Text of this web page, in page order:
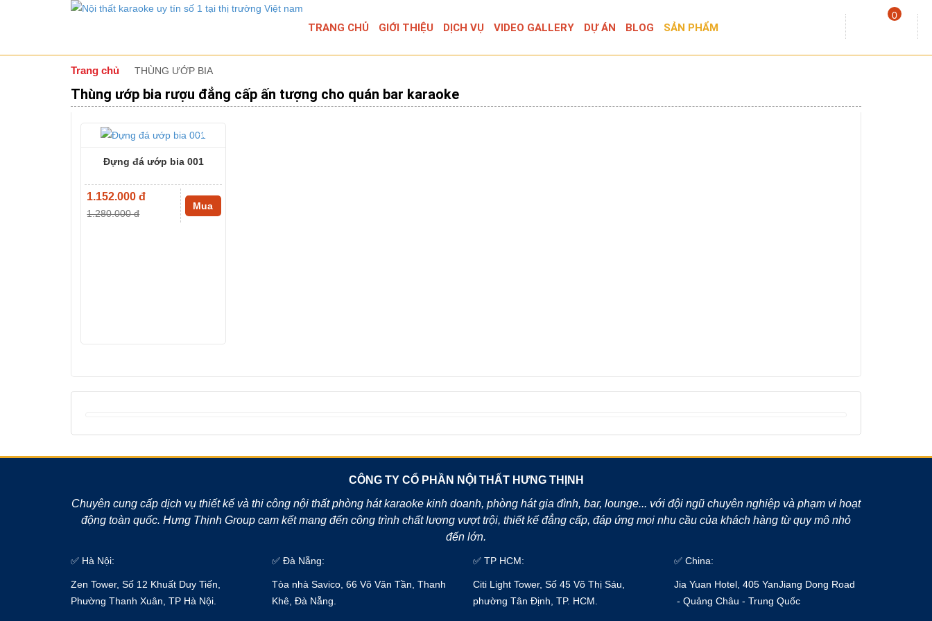
TRANG CHỦ GIỚI THIỆU DỊCH VỤ VIDEO GALLERY DỰ ÁN BLOG SẢN PHẨM
0
Trang chủ THÙNG ƯỚP BIA
Thùng ướp bia rượu đẳng cấp ấn tượng cho quán bar karaoke
Đựng đá ướp bia 001
1.152.000 đ
-10%
1.280.000 đ
Mua
CÔNG TY CỔ PHẦN NỘI THẤT HƯNG THỊNH
Chuyên cung cấp dịch vụ thiết kế và thi công nội thất phòng hát karaoke kinh doanh, phòng hát gia đình, bar, lounge... với đội ngũ chuyên nghiệp và phạm vi hoạt
động toàn quốc. Hưng Thịnh Group cam kết mang đến công trình chất lượng vượt trội, thiết kế đẳng cấp, đáp ứng mọi nhu cầu của khách hàng từ quy mô nhỏ
đến lớn.
✅ Hà Nội:
Zen Tower, Số 12 Khuất Duy Tiến,
Phường Thanh Xuân, TP Hà Nội.
✅ Đà Nẵng:
Tòa nhà Savico, 66 Võ Văn Tần, Thanh
Khê, Đà Nẵng.
✅ TP HCM:
Citi Light Tower, Số 45 Võ Thị Sáu,
phường Tân Định, TP. HCM.
✅ China:
Jia Yuan Hotel, 405 YanJiang Dong Road
- Quảng Châu - Trung Quốc